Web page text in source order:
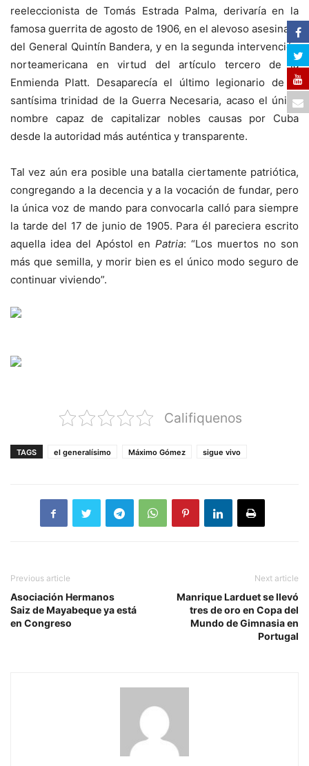
reeleccionista de Tomás Estrada Palma, derivaría en la
famosa guerrita de agosto de 1906, en el alevoso asesinato
del General Quintín Bandera, y en la segunda intervención
norteamericana en virtud del artículo tercero de la
Enmienda Platt. Desaparecía el último legionario de la
santísima trinidad de la Guerra Necesaria, acaso el único
nombre capaz de capitalizar nobles causas por Cuba
desde la autoridad más auténtica y transparente.
Tal vez aún era posible una batalla ciertamente patriótica,
congregando a la decencia y a la vocación de fundar, pero
la única voz de mando para convocarla calló para siempre
la tarde del 17 de junio de 1905. Para él pareciera escrito
aquella idea del Apóstol en Patria: “Los muertos no son
más que semilla, y morir bien es el único modo seguro de
continuar viviendo”.
Califiquenos
TAGS el generalísimo Máximo Gómez sigue vivo
Previous article
Asociación Hermanos
Saiz de Mayabeque ya está
en Congreso
Next article
Manrique Larduet se llevó
tres de oro en Copa del
Mundo de Gimnasia en
Portugal